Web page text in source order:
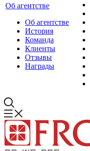
Об агентстве
Об агентстве
История
Команда
Клиенты
Отзывы
Награды